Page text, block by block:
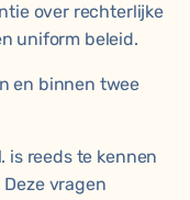
over rechterlijke
uniform beleid.
en binnen twee
is reeds te kennen
vragen